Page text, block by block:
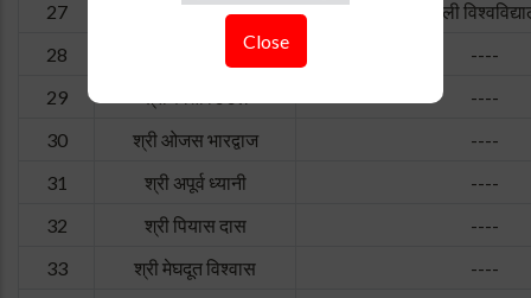
27
अभि राज
दिल्ली
28
श्री जयेश मनोज सारस्वत
----
29
----
30
श्री ओजस भारद्वाज
----
31
श्री अपूर्व ध्यानी
----
32
श्री पियास दास
----
33
श्री मेघदूत विश्वास
----
Close